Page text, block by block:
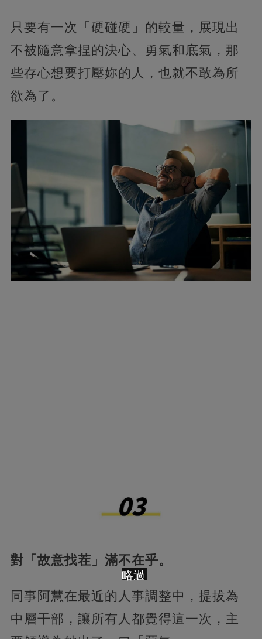
只要有一次「硬碰硬」的較量，展現出
不被隨意拿捏的決心、勇氣和底氣，那
些存心想要打壓妳的人，也就不敢為所
欲為了。
對「故意找茬」滿不在乎。
同事阿慧在最近的人事調整中，提拔為
中層干部，讓所有人都覺得這一次，主
略過